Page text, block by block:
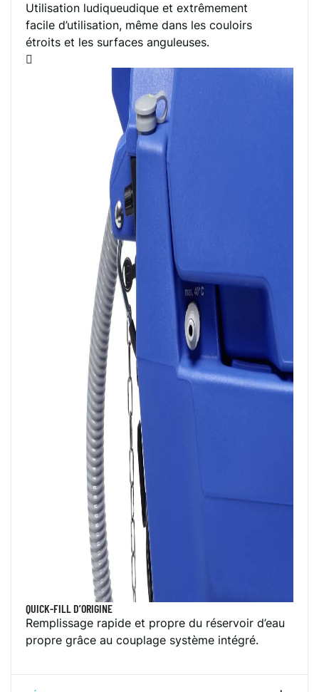
Utilisation ludiqueudique et extrêmement
facile d’utilisation, même dans les couloirs
étroits et les surfaces anguleuses.
QUICK-FILL D’ORIGINE
Remplissage rapide et propre du réservoir d’eau
propre grâce au couplage système intégré.